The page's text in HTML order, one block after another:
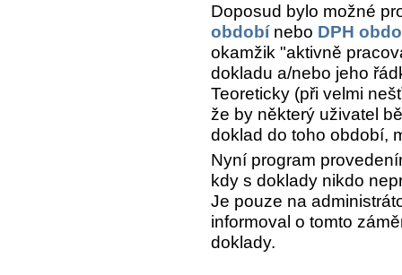
Doposud bylo možné
obdobínebo DPH
okamžik "aktivně
dokladu a/nebo jeho
Teoreticky (při velmi
že by některý uživatel
doklad do toho období,
Nyní program
kdy s doklady nikdo
Je pouze na
informoval o tomto
doklady.